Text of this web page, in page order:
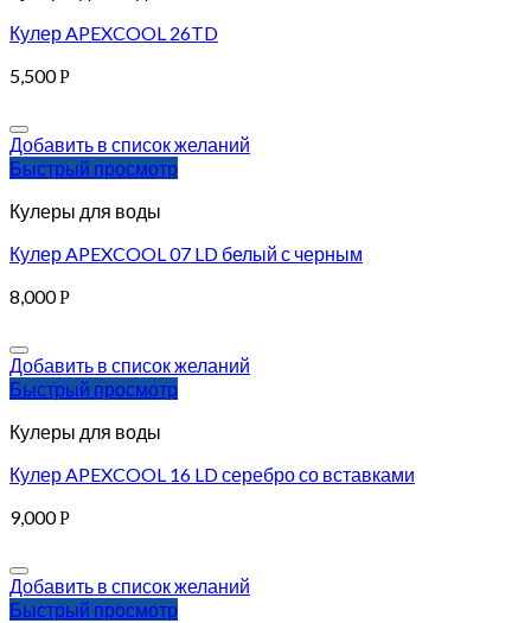
Кулер APEXCOOL 26TD
5,500Р
Добавить в список желаний
Быстрый просмотр
Кулеры для воды
Кулер APEXCOOL 07 LD белый с черным
8,000Р
Добавить в список желаний
Быстрый просмотр
Кулеры для воды
Кулер APEXCOOL 16 LD серебро со вставками
9,000Р
Добавить в список желаний
Быстрый просмотр